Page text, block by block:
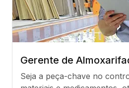
Gerente de
Seja a peça-chave no